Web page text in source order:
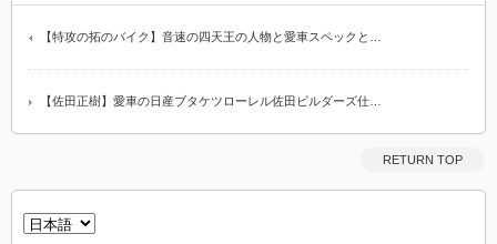
【特攻の拓のバイク】音速の四天王の人物と愛車スペックと…
【佐田正樹】愛車の日産ブタケツローレル佐田ビルダーズ仕…
RETURN TOP
言
語